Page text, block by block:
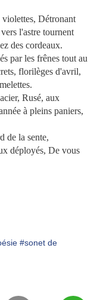
violettes, Détronant
l'astre tournent
des cordeaux.
par les frênes tout au
florilèges d'avril,
Rusé, aux
à pleins paniers,
de la sente,
déployés, De vous
#sonet de